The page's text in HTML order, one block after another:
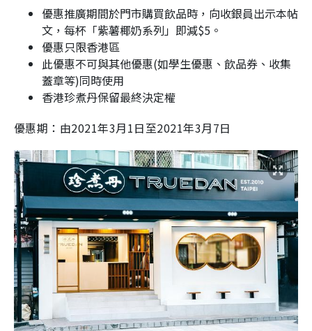
優惠推廣期間於門市購買飲品時，向收銀員出示本帖
文，每杯「紫薯椰奶系列」即減$5。
優惠只限香港區
此優惠不可與其他優惠(如學生優惠、飲品券、收集
蓋章等)同時使用
香港珍煮丹保留最終決定權
優惠期：由2021年3月1日至2021年3月7日